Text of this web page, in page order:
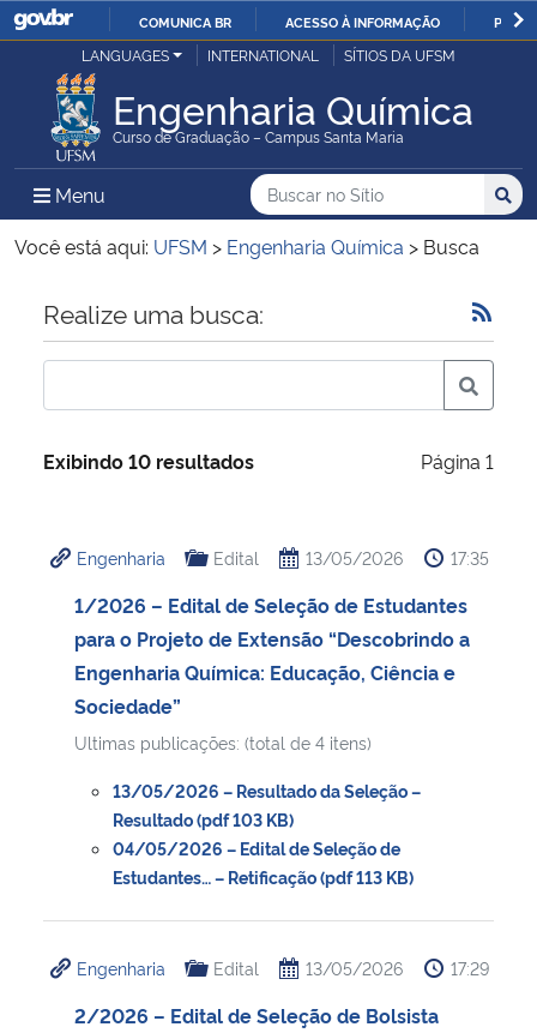
IR
O
COMUNICA BR ACESSO À INFORMAÇÃO
Ministério da Justiça e Segurança Pública
Ministério da Defesa
Ministério das Relações Exteriores
Ministério da Economia
Ministério da Infraestrutura
Ministério da Cidadania
Ministério de Minas e Energia
Ministério da Ciência, Tecnologia, Inovações e Comunicações
Ministério do Meio Ambiente
Ministério do Turismo
LANGUAGES INTERNATIONAL SÍTIOS DA UFSM
Engenharia Química
Curso de Graduação – Campus Santa Maria
Menu Menu Principal do Sítio
Busca
Buscar no no Sítio
Busca:
Você está aqui: UFSM > Engenharia Química > Busca
Início do conteúdo
Realize uma busca:
Exibindo 10 resultados Página 1
Engenharia Edital 13/05/2026 17:35
1/2026 – Edital de Seleção de Estudantes
para o Projeto de Extensão “Descobrindo a
Engenharia Química: Educação, Ciência e
Sociedade”
Ultimas publicações: (total de 4 itens)
13/05/2026 – Resultado da Seleção –
Resultado (pdf 103 KB)
04/05/2026 – Edital de Seleção de
Estudantes… – Retificação (pdf 113 KB)
Engenharia Edital 13/05/2026 17:29
2/2026 – Edital de Seleção de Bolsista